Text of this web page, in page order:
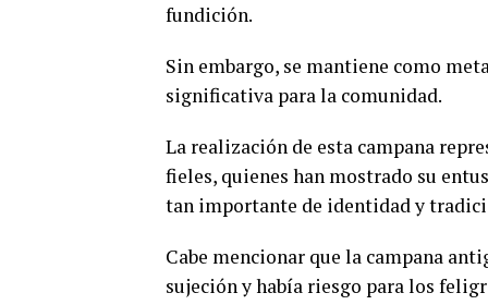
fundición.
Sin embargo, se mantiene como
significativa para la comunidad.
La realización de esta campana
fieles, quienes han mostrado su
tan importante de identidad y
Cabe mencionar que la campana
sujeción y había riesgo para los